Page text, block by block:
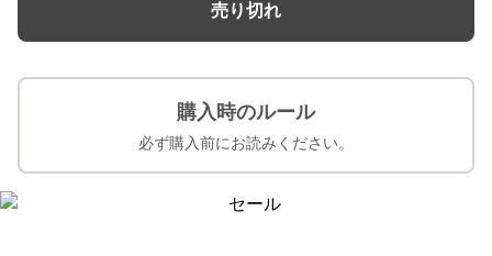
売り切れ
購入時のルール
必ず購入前にお読みください。